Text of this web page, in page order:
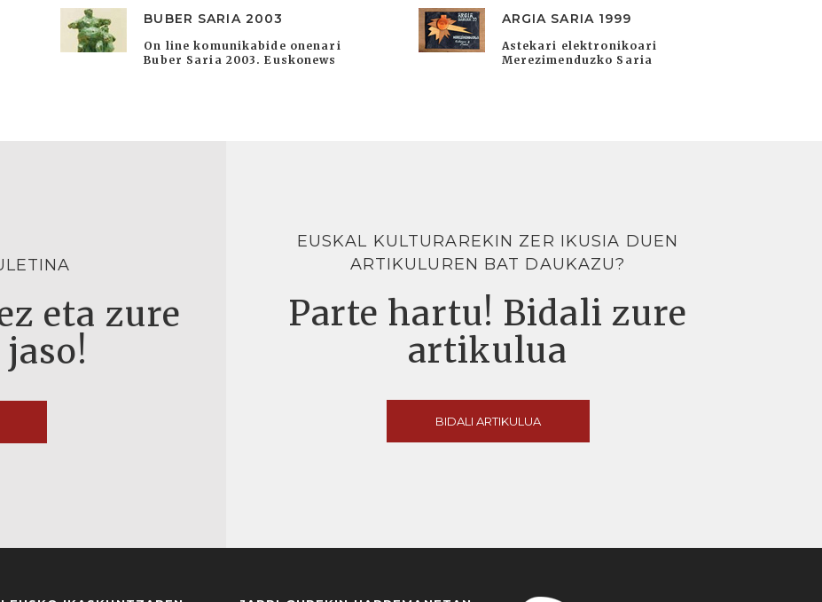
BUBER SARIA 2003
On line komunikabide onenari
Buber Saria 2003. Euskonews
ARGIA SARIA 1999
Astekari elektronikoari
Merezimenduzko Saria
eta zure
EUSKAL KULTURAREKIN ZER IKUSIA DUEN
ARTIKULUREN BAT DAUKAZU?
Parte hartu! Bidali zure
artikulua
BIDALI ARTIKULUA